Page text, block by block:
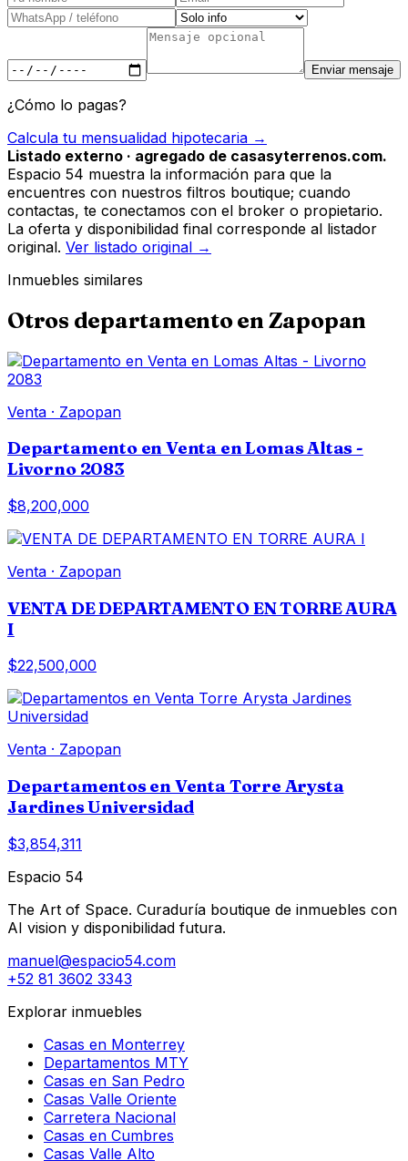
Enviar mensaje
¿Cómo lo pagas?
Calcula tu mensualidad hipotecaria →
Listado externo · agregado de casasyterrenos.com.
Espacio 54 muestra la información para que la
encuentres con nuestros filtros boutique; cuando
contactas, te conectamos con el broker o propietario.
La oferta y disponibilidad final corresponde al listador
original. Ver listado original →
Inmuebles similares
Otros departamentoen Zapopan
Venta · Zapopan
Departamento en Venta en Lomas Altas -
Livorno 2083
$8,200,000
Venta · Zapopan
VENTA DE DEPARTAMENTO EN TORRE AURA
I
$22,500,000
Venta · Zapopan
Departamentos en Venta Torre Arysta
Jardines Universidad
$3,854,311
Espacio 54
The Art of Space. Curaduría boutique de inmuebles con
AI vision y disponibilidad futura.
manuel@espacio54.com
+52 81 3602 3343
Explorar inmuebles
Casas en Monterrey
Departamentos MTY
Casas en San Pedro
Casas Valle Oriente
Carretera Nacional
Casas en Cumbres
Casas Valle Alto